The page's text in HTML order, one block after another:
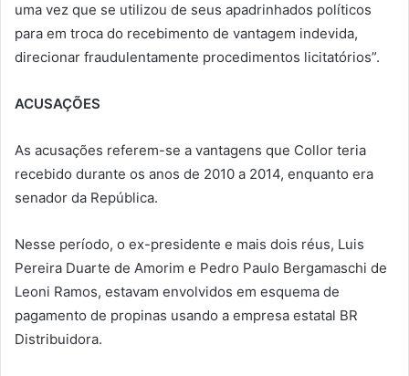
uma vez que se utilizou de seus apadrinhados políticos
para em troca do recebimento de vantagem indevida,
direcionar fraudulentamente procedimentos licitatórios”.
ACUSAÇÕES
As acusações referem-se a vantagens que Collor teria
recebido durante os anos de 2010 a 2014, enquanto era
senador da República.
Nesse período, o ex-presidente e mais dois réus, Luis
Pereira Duarte de Amorim e Pedro Paulo Bergamaschi de
Leoni Ramos, estavam envolvidos em esquema de
pagamento de propinas usando a empresa estatal BR
Distribuidora.